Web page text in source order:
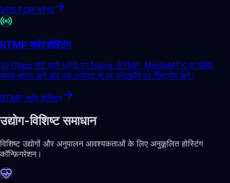
VPS FOR VPN
RTMP सर्वर होस्टिंग
10 Gbps पोर्ट वाले VPS पर Nginx-RTMP, MediaMTX या SRS
सेल्फ-होस्ट करें और एक इन्जेस्ट से हर प्लेटफ़ॉर्म पर रीस्ट्रीम करें।
RTMP सर्वर होस्टिंग
उद्योग-विशिष्ट समाधान
विशिष्ट उद्योगों और अनुपालन आवश्यकताओं के लिए अनुकूलित होस्टिंग
कॉन्फ़िगरेशन।